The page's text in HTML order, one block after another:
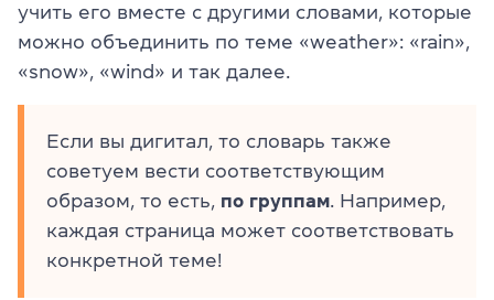
учить его вместе с другими словами, которые
можно объединить по теме «weather»: «rain»,
«snow», «wind» и так далее.
Если вы дигитал, то словарь также
советуем вести соответствующим
образом, то есть, по группам. Например,
каждая страница может соответствовать
конкретной теме!